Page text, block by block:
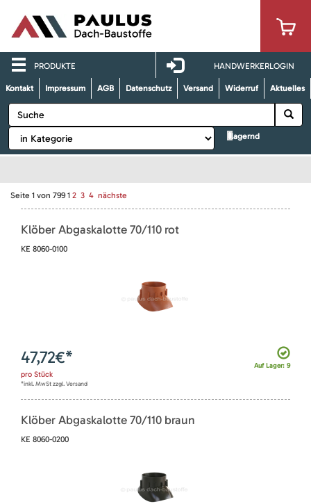
PRODUKTE HANDWERKERLOGIN
Kontakt Impressum AGB Datenschutz Versand Widerruf Aktuelles
lagernd
Seite 1 von 799 1 2 3 4 nächste
Klöber Abgaskalotte 70/110 rot
KE 8060-0100
Auf Lager: 9
47,72€*
pro Stück
*inkl. MwSt zzgl. Versand
Klöber Abgaskalotte 70/110 braun
KE 8060-0200